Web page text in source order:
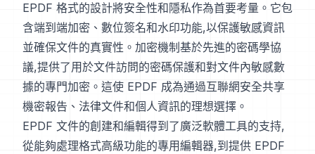
EPDF 格式的設計將安全性和隱私作為首要考量。它包
含端到端加密、數位簽名和水印功能,以保護敏感資訊
並確保文件的真實性。加密機制基於先進的密碼學協
議,提供了用於文件訪問的密碼保護和對文件內敏感數
據的專門加密。這使 EPDF 成為通過互聯網安全共享
機密報告、法律文件和個人資訊的理想選擇。
EPDF 文件的創建和編輯得到了廣泛軟體工具的支持,
從能夠處理格式高級功能的專用編輯器,到提供 EPDF